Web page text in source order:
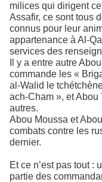
milices qui dirigent
Assafir, ce sont tous
connus pour leur
appartenance à Al-
services des
Il y a entre autre
commande les «
al-Walid le
ach-Cham », et
autres.
Abou Moussa et
combats contre les
dernier.
Et ce n’est pas tout :
partie des